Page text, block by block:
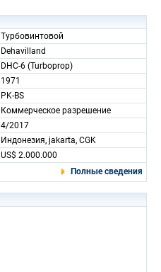
Турбовинтовой
Dehavilland
DHC-6 (Turboprop)
1971
PK-BS
Коммерческое разрешение
4/2017
Индонезия, jakarta, CGK
US$ 2.000.000
Полные сведения